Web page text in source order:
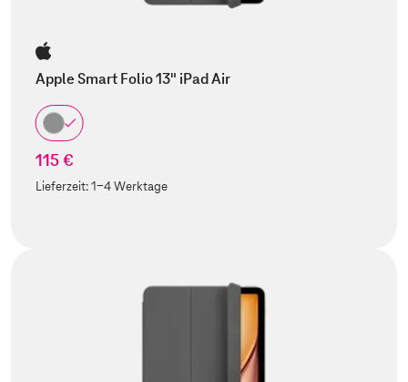
Apple Smart Folio 13" iPad Air
115 €
Lieferzeit:1-4 Werktage